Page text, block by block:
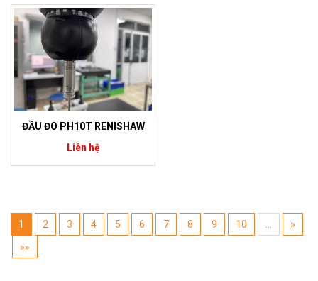
ĐẦU ĐO PH10T RENISHAW
Liên hệ
1 2 3 4 5 6 7 8 9 10
»
»»